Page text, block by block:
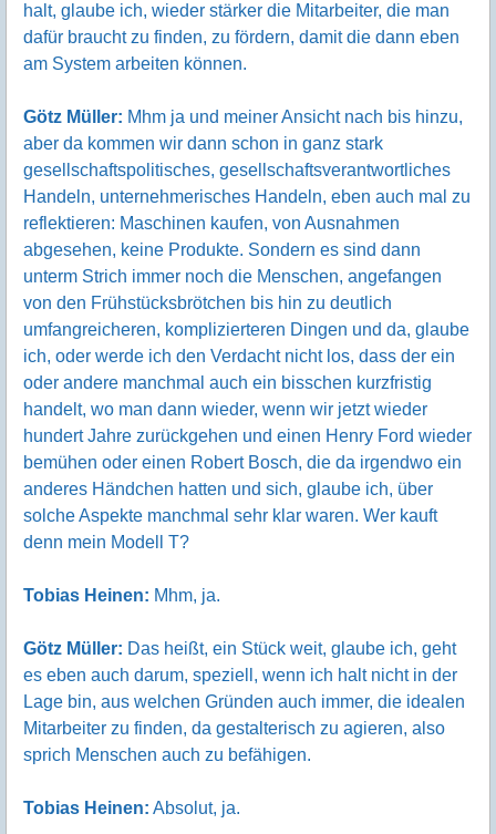
halt, glaube ich, wieder stärker die Mitarbeiter, die man
dafür braucht zu finden, zu fördern, damit die dann eben
am System arbeiten können.
Götz Müller: Mhm ja und meiner Ansicht nach bis hinzu,
aber da kommen wir dann schon in ganz stark
gesellschaftspolitisches, gesellschaftsverantwortliches
Handeln, unternehmerisches Handeln, eben auch mal zu
reflektieren: Maschinen kaufen, von Ausnahmen
abgesehen, keine Produkte. Sondern es sind dann
unterm Strich immer noch die Menschen, angefangen
von den Frühstücksbrötchen bis hin zu deutlich
umfangreicheren, komplizierteren Dingen und da, glaube
ich, oder werde ich den Verdacht nicht los, dass der ein
oder andere manchmal auch ein bisschen kurzfristig
handelt, wo man dann wieder, wenn wir jetzt wieder
hundert Jahre zurückgehen und einen Henry Ford wieder
bemühen oder einen Robert Bosch, die da irgendwo ein
anderes Händchen hatten und sich, glaube ich, über
solche Aspekte manchmal sehr klar waren. Wer kauft
denn mein Modell T?
Tobias Heinen: Mhm, ja.
Götz Müller: Das heißt, ein Stück weit, glaube ich, geht
es eben auch darum, speziell, wenn ich halt nicht in der
Lage bin, aus welchen Gründen auch immer, die idealen
Mitarbeiter zu finden, da gestalterisch zu agieren, also
sprich Menschen auch zu befähigen.
Tobias Heinen: Absolut, ja.